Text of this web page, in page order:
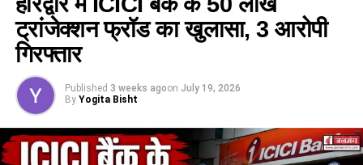
ट्रांजेक्शन फ्रॉड का खुलासा, 3 आरोपी
गिरफ्तार
Published 3 weeks agoon July 19, 2026
By Yogita Bisht